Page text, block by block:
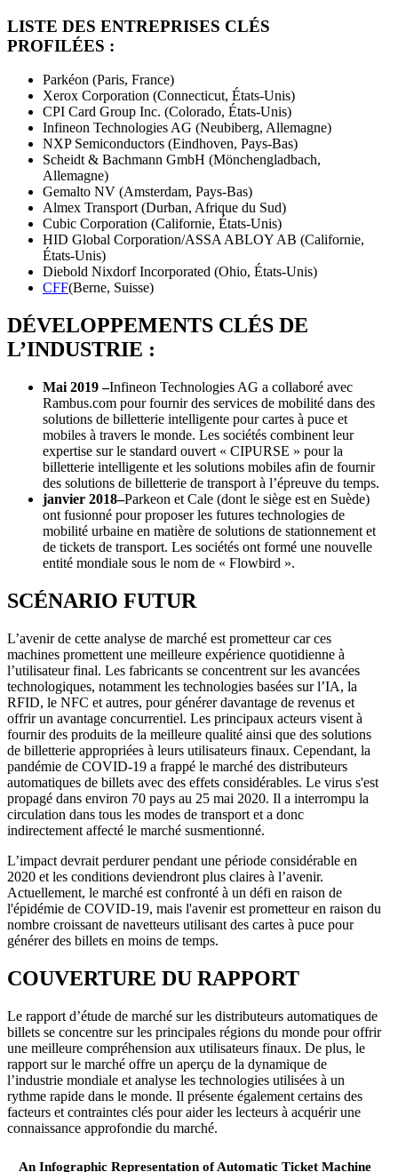
LISTE DES ENTREPRISES CLÉS
PROFILÉES :
Parkéon (Paris, France)
Xerox Corporation (Connecticut, États-Unis)
CPI Card Group Inc. (Colorado, États-Unis)
Infineon Technologies AG (Neubiberg, Allemagne)
NXP Semiconductors (Eindhoven, Pays-Bas)
Scheidt & Bachmann GmbH (Mönchengladbach,
Allemagne)
Gemalto NV (Amsterdam, Pays-Bas)
Almex Transport (Durban, Afrique du Sud)
Cubic Corporation (Californie, États-Unis)
HID Global Corporation/ASSA ABLOY AB (Californie,
États-Unis)
Diebold Nixdorf Incorporated (Ohio, États-Unis)
CFF(Berne, Suisse)
DÉVELOPPEMENTS CLÉS DE
L’INDUSTRIE :
Mai 2019 –Infineon Technologies AG a collaboré avec
Rambus.com pour fournir des services de mobilité dans des
solutions de billetterie intelligente pour cartes à puce et
mobiles à travers le monde. Les sociétés combinent leur
expertise sur le standard ouvert « CIPURSE » pour la
billetterie intelligente et les solutions mobiles afin de fournir
des solutions de billetterie de transport à l’épreuve du temps.
janvier 2018–Parkeon et Cale (dont le siège est en Suède)
ont fusionné pour proposer les futures technologies de
mobilité urbaine en matière de solutions de stationnement et
de tickets de transport. Les sociétés ont formé une nouvelle
entité mondiale sous le nom de « Flowbird ».
SCÉNARIO FUTUR
L’avenir de cette analyse de marché est prometteur car ces
machines promettent une meilleure expérience quotidienne à
l’utilisateur final. Les fabricants se concentrent sur les avancées
technologiques, notamment les technologies basées sur l’IA, la
RFID, le NFC et autres, pour générer davantage de revenus et
offrir un avantage concurrentiel. Les principaux acteurs visent à
fournir des produits de la meilleure qualité ainsi que des solutions
de billetterie appropriées à leurs utilisateurs finaux. Cependant, la
pandémie de COVID-19 a frappé le marché des distributeurs
automatiques de billets avec des effets considérables. Le virus s'est
propagé dans environ 70 pays au 25 mai 2020. Il a interrompu la
circulation dans tous les modes de transport et a donc
indirectement affecté le marché susmentionné.
L’impact devrait perdurer pendant une période considérable en
2020 et les conditions deviendront plus claires à l’avenir.
Actuellement, le marché est confronté à un défi en raison de
l'épidémie de COVID-19, mais l'avenir est prometteur en raison du
nombre croissant de navetteurs utilisant des cartes à puce pour
générer des billets en moins de temps.
COUVERTURE DU RAPPORT
Le rapport d’étude de marché sur les distributeurs automatiques de
billets se concentre sur les principales régions du monde pour offrir
une meilleure compréhension aux utilisateurs finaux. De plus, le
rapport sur le marché offre un aperçu de la dynamique de
l’industrie mondiale et analyse les technologies utilisées à un
rythme rapide dans le monde. Il présente également certains des
facteurs et contraintes clés pour aider les lecteurs à acquérir une
connaissance approfondie du marché.
An Infographic Representation of Automatic Ticket Machine